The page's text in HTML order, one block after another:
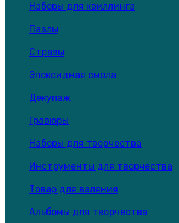
Наборы для квиллинга
Пазлы
Стразы
Эпоксидная смола
Декупаж
Гравюры
Наборы для творчества
Инструменты для творчества
Товар для валяния
Альбомы для творчества